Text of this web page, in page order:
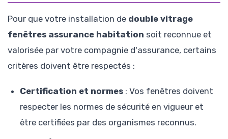
Pour que votre installation de double vitrage
fenêtres assurance habitation soit reconnue et
valorisée par votre compagnie d'assurance, certains
critères doivent être respectés :
Certification et normes : Vos fenêtres doivent
respecter les normes de sécurité en vigueur et
être certifiées par des organismes reconnus.